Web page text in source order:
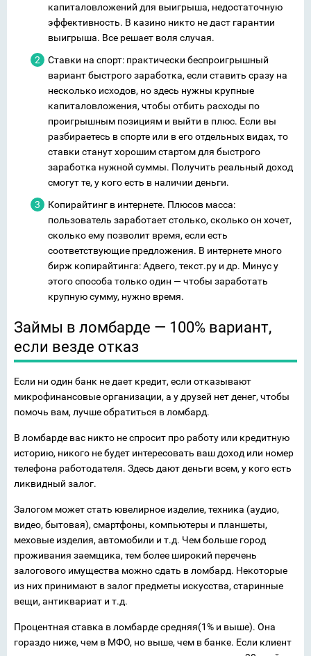
капиталовложений для выигрыша, недостаточную
эффективность. В казино никто не даст гарантии
выигрыша. Все решает воля случая.
Ставки на спорт: практически беспроигрышный
вариант быстрого заработка, если ставить сразу на
несколько исходов, но здесь нужны крупные
капиталовложения, чтобы отбить расходы по
проигрышным позициям и выйти в плюс. Если вы
разбираетесь в спорте или в его отдельных видах, то
ставки станут хорошим стартом для быстрого
заработка нужной суммы. Получить реальный доход
смогут те, у кого есть в наличии деньги.
Копирайтинг в интернете. Плюсов масса:
пользователь заработает столько, сколько он хочет,
сколько ему позволит время, если есть
соответствующие предложения. В интернете много
бирж копирайтинга: Адвего, текст.ру и др. Минус у
этого способа только один — чтобы заработать
крупную сумму, нужно время.
Займы в ломбарде — 100% вариант,
если везде отказ
Если ни один банк не дает кредит, если отказывают
микрофинансовые организации, а у друзей нет денег, чтобы
помочь вам, лучше обратиться в ломбард.
В ломбарде вас никто не спросит про работу или кредитную
историю, никого не будет интересовать ваш доход или номер
телефона работодателя. Здесь дают деньги всем, у кого есть
ликвидный залог.
Залогом может стать ювелирное изделие, техника (аудио,
видео, бытовая), смартфоны, компьютеры и планшеты,
меховые изделия, автомобили и т.д. Чем больше город
проживания заемщика, тем более широкий перечень
залогового имущества можно сдать в ломбард. Некоторые
из них принимают в залог предметы искусства, старинные
вещи, антиквариат и т.д.
Процентная ставка в ломбарде средняя(1% и выше). Она
гораздо ниже, чем в МФО, но выше, чем в банке. Если клиент